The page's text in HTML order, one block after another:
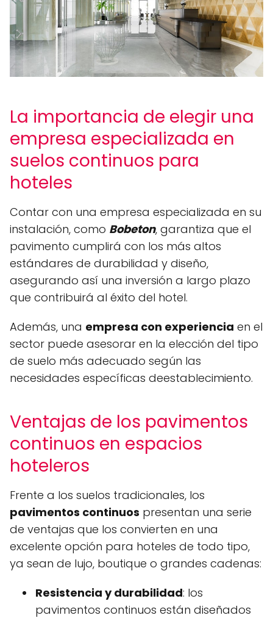
La importancia de elegir una
empresa especializada en
suelos continuos para
hoteles
Contar con una empresa especializada en su
instalación, como Bobeton, garantiza que el
pavimento cumplirá con los más altos
estándares de durabilidad y diseño,
asegurando así una inversión a largo plazo
que contribuirá al éxito del hotel.
Además, una empresa con experiencia en el
sector puede asesorar en la elección del tipo
de suelo más adecuado según las
necesidades específicas deestablecimiento.
Ventajas de los pavimentos
continuos en espacios
hoteleros
Frente a los suelos tradicionales, los
pavimentos continuos presentan una serie
de ventajas que los convierten en una
excelente opción para hoteles de todo tipo,
ya sean de lujo, boutique o grandes cadenas:
Resistencia y durabilidad: los
pavimentos continuos están diseñados